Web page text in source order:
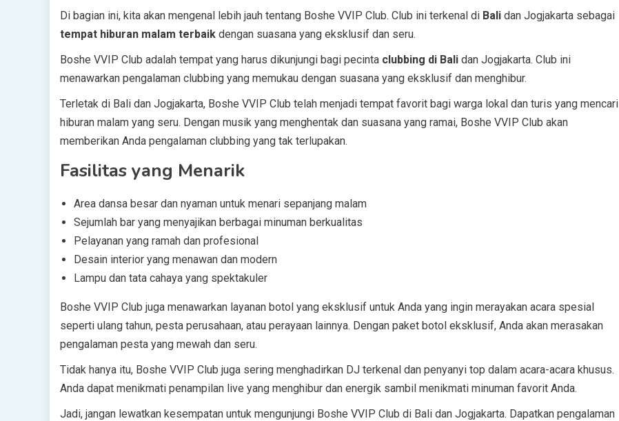
Di bagian ini, kita akan mengenal lebih jauh tentang Boshe VVIP Club. Club ini terkenal di Bali dan Jogjakarta sebagai
tempat hiburan malam terbaik dengan suasana yang eksklusif dan seru.
Boshe VVIP Club adalah tempat yang harus dikunjungi bagi pecinta clubbing di Bali dan Jogjakarta. Club ini
menawarkan pengalaman clubbing yang memukau dengan suasana yang eksklusif dan menghibur.
Terletak di Bali dan Jogjakarta, Boshe VVIP Club telah menjadi tempat favorit bagi warga lokal dan turis yang mencari
hiburan malam yang seru. Dengan musik yang menghentak dan suasana yang ramai, Boshe VVIP Club akan
memberikan Anda pengalaman clubbing yang tak terlupakan.
Fasilitas yang Menarik
Area dansa besar dan nyaman untuk menari sepanjang malam
Sejumlah bar yang menyajikan berbagai minuman berkualitas
Pelayanan yang ramah dan profesional
Desain interior yang menawan dan modern
Lampu dan tata cahaya yang spektakuler
Boshe VVIP Club juga menawarkan layanan botol yang eksklusif untuk Anda yang ingin merayakan acara spesial
seperti ulang tahun, pesta perusahaan, atau perayaan lainnya. Dengan paket botol eksklusif, Anda akan merasakan
pengalaman pesta yang mewah dan seru.
Tidak hanya itu, Boshe VVIP Club juga sering menghadirkan DJ terkenal dan penyanyi top dalam acara-acara khusus.
Anda dapat menikmati penampilan live yang menghibur dan energik sambil menikmati minuman favorit Anda.
Jadi, jangan lewatkan kesempatan untuk mengunjungi Boshe VVIP Club di Bali dan Jogjakarta. Dapatkan pengalaman